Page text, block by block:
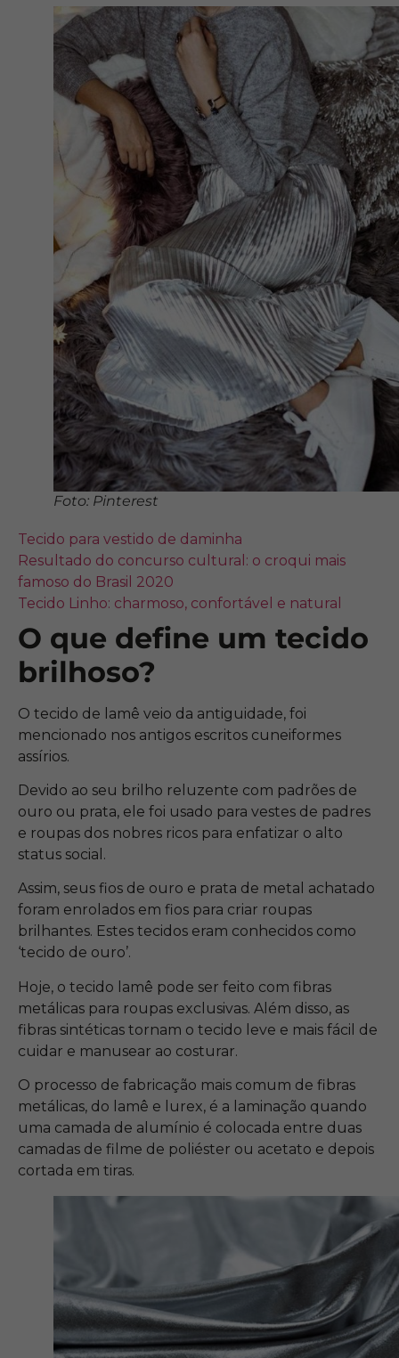
Foto: Pinterest
Tecido para vestido de daminha
Resultado do concurso cultural: o croqui mais
famoso do Brasil 2020
Tecido Linho: charmoso, confortável e natural
O que define um tecido
brilhoso?
O tecido de lamê veio da antiguidade, foi
mencionado nos antigos escritos cuneiformes
assírios.
Devido ao seu brilho reluzente com padrões de
ouro ou prata, ele foi usado para vestes de padres
e roupas dos nobres ricos para enfatizar o alto
status social.
Assim, seus fios de ouro e prata de metal achatado
foram enrolados em fios para criar roupas
brilhantes. Estes tecidos eram conhecidos como
‘tecido de ouro’.
Hoje, o tecido lamê pode ser feito com fibras
metálicas para roupas exclusivas. Além disso, as
fibras sintéticas tornam o tecido leve e mais fácil de
cuidar e manusear ao costurar.
O processo de fabricação mais comum de fibras
metálicas, do lamê e lurex, é a laminação quando
uma camada de alumínio é colocada entre duas
camadas de filme de poliéster ou acetato e depois
cortada em tiras.